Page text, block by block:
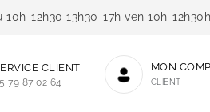
12h30 13h30-17h ven 10h-12h30h
MON
CLIENT
CLIENT
79 87 02 64